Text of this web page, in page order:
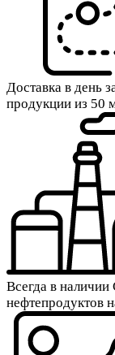
Доставка в день
продукции из 50
Всегда в наличии
нефтепродуктов